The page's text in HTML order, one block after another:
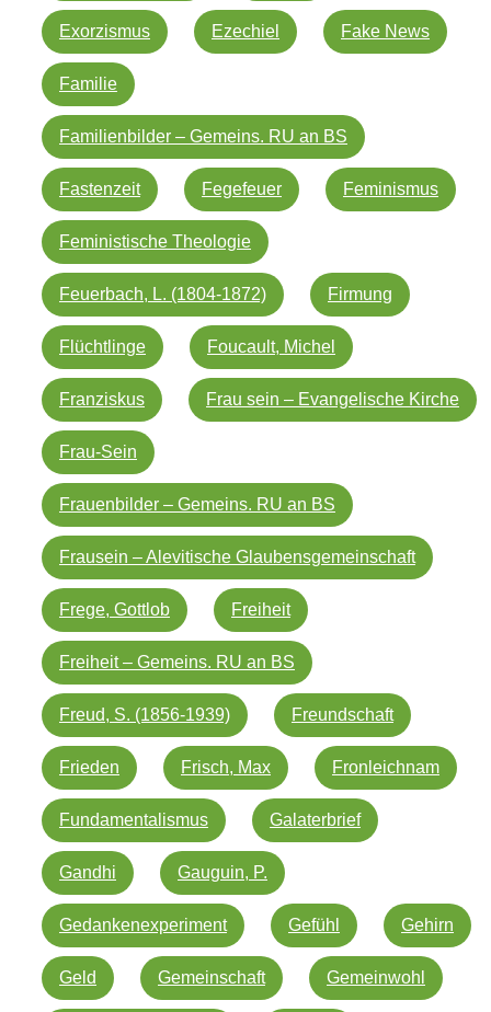
Exorzismus Ezechiel Fake News
Familie
Familienbilder – Gemeins. RU an BS
Fastenzeit Fegefeuer Feminismus
Feministische Theologie
Feuerbach, L. (1804-1872) Firmung
Flüchtlinge Foucault, Michel
Franziskus Frau sein – Evangelische Kirche
Frau-Sein
Frauenbilder – Gemeins. RU an BS
Frausein – Alevitische Glaubensgemeinschaft
Frege, Gottlob Freiheit
Freiheit – Gemeins. RU an BS
Freud, S. (1856-1939) Freundschaft
Frieden Frisch, Max Fronleichnam
Fundamentalismus Galaterbrief
Gandhi Gauguin, P.
Gedankenexperiment Gefühl Gehirn
Geld Gemeinschaft Gemeinwohl